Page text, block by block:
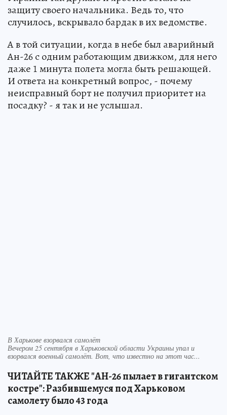
защиту своего начальника. Ведь то, что
случилось, вскрывало бардак в их ведомстве.
А в той ситуации, когда в небе был аварийный
Ан-26 с одним работающим движком, для него
даже 1 минута полета могла быть решающей.
И ответа на конкретный вопрос, - почему
неисправный борт не получил приоритет на
посадку? - я так и не услышал.
В Харькове взорвался самолёт
Вечером 25 сентября в Харьковской области Украины упал и
взорвался военный самолёт. Вот, что известно на этот час...
ЧИТАЙТЕ ТАКЖЕ "АН-26 пылает в гигантском
костре": Разбившемуся под Харьковом
самолету было 43 года